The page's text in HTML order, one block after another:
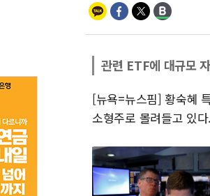
관련 ETF에 대규모
[뉴욕=뉴스핌] 황숙혜
소형주로 몰려들고 있다.